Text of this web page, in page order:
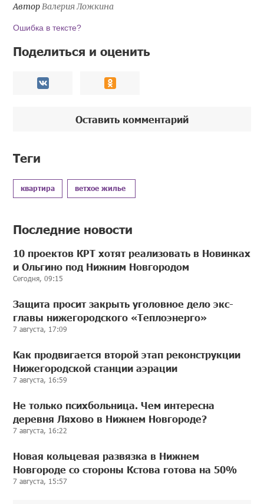
АвторВалерия Ложкина
Ошибка в тексте?
Поделиться и оценить
Оставить комментарий
Теги
квартира ветхое жилье
Последние новости
10 проектов КРТ хотят реализовать в Новинках
и Ольгино под Нижним Новгородом
Сегодня, 09:15
Защита просит закрыть уголовное дело экс-
главы нижегородского «Теплоэнерго»
7 августа, 17:09
Как продвигается второй этап реконструкции
Нижегородской станции аэрации
7 августа, 16:59
Не только психбольница. Чем интересна
деревня Ляхово в Нижнем Новгороде?
7 августа, 16:22
Новая кольцевая развязка в Нижнем
Новгороде со стороны Кстова готова на 50%
7 августа, 15:57